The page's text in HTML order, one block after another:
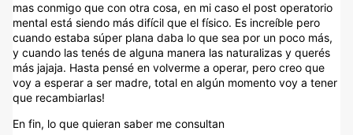
mas conmigo que con otra cosa, en mi caso el post operatorio
mental está siendo más difícil que el físico. Es increíble pero
cuando estaba súper plana daba lo que sea por un poco más,
y cuando las tenés de alguna manera las naturalizas y querés
más jajaja. Hasta pensé en volverme a operar, pero creo que
voy a esperar a ser madre, total en algún momento voy a tener
que recambiarlas!
En fin, lo que quieran saber me consultan